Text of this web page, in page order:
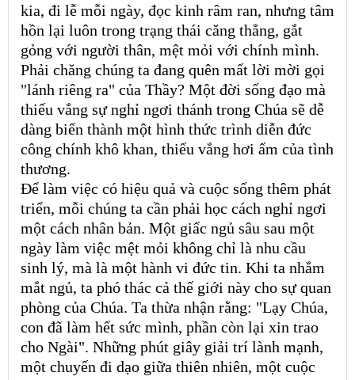
kia, đi lễ mỗi ngày, đọc kinh râm ran, nhưng tâm
hồn lại luôn trong trạng thái căng thẳng, gắt
gỏng với người thân, mệt mỏi với chính mình.
Phải chăng chúng ta đang quên mất lời mời gọi
"lánh riêng ra" của Thầy? Một đời sống đạo mà
thiếu vắng sự nghỉ ngơi thánh trong Chúa sẽ dễ
dàng biến thành một hình thức trình diễn đức
công chính khô khan, thiếu vắng hơi ấm của tình
thương.
Để làm việc có hiệu quả và cuộc sống thêm phát
triển, mỗi chúng ta cần phải học cách nghỉ ngơi
một cách nhân bản. Một giấc ngủ sâu sau một
ngày làm việc mệt mỏi không chỉ là nhu cầu
sinh lý, mà là một hành vi đức tin. Khi ta nhắm
mắt ngủ, ta phó thác cả thế giới này cho sự quan
phòng của Chúa. Ta thừa nhận rằng: "Lạy Chúa,
con đã làm hết sức mình, phần còn lại xin trao
cho Ngài". Những phút giây giải trí lành mạnh,
một chuyến đi dạo giữa thiên nhiên, một cuộc